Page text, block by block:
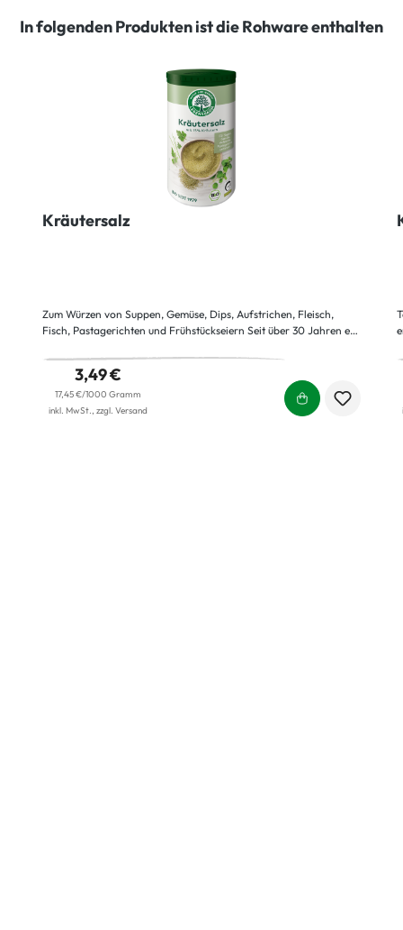
In folgenden Produkten ist die Rohware enthalten
Kräutersalz
Zum Würzen von Suppen, Gemüse, Dips, Aufstrichen, Fleisch,
Fisch, Pastagerichten und Frühstückseiern Seit über 30 Jahren ein
bunte Vielfalt rund um Kräuterklassiker wie Petersilie und Majoran
leistet hier ihren unverzichtbaren Beitrag zur herzhaften Küche.
3,49 €
17,45 €/1000 Gramm
inkl. MwSt., zzgl. Versand